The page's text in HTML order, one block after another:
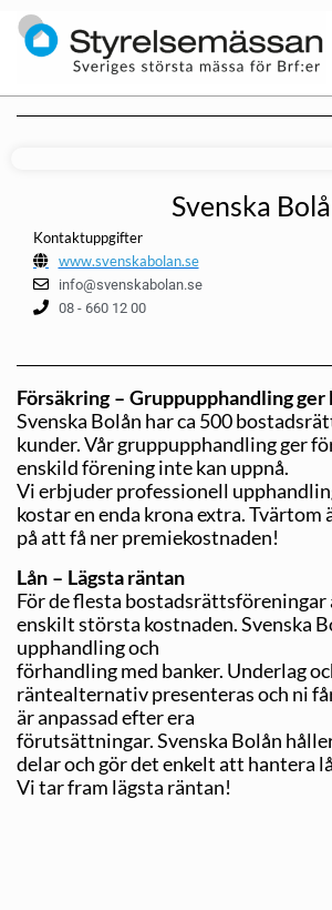
Svenska
Kontaktuppgifter
www.svenskabolan.se
info@svenskabolan.se
08 - 660 12 00
Försäkring – Gruppupphandling
Svenska Bolån har ca 500
kunder. Vår gruppupphandling ger
enskild förening inte kan uppnå.
Vi erbjuder professionell
kostar en enda krona extra. Tvärtom
på att få ner premiekostnaden!
Lån – Lägsta räntan
För de flesta bostadsrättsföreningar
enskilt största kostnaden. Svenska
upphandling och
förhandling med banker. Underlag
räntealternativ presenteras och ni
är anpassad efter era
förutsättningar. Svenska Bolån
delar och gör det enkelt att hantera
Vi tar fram lägsta räntan!